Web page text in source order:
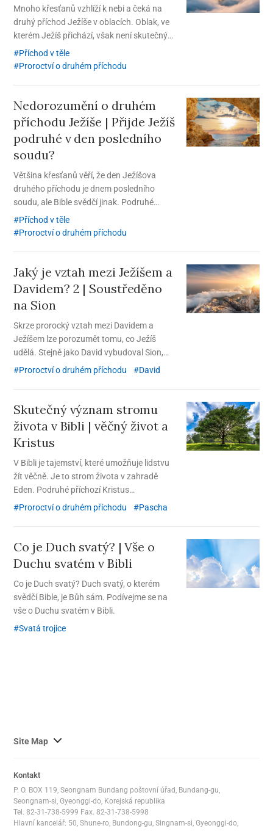
Mnoho křesťanů vzhlíží k nebi a čeká na
druhý příchod Ježíše v oblacích. Oblak, ve
kterém Ježíš přichází, však není skutečným
mrakem na nebi.
Příchod v těle
Proroctví o druhém příchodu
Nedorozumění o druhém
příchodu Ježíše | Přijde Ježíš
podruhé v den posledního
soudu?
Většina křesťanů věří, že den Ježíšova
druhého příchodu je dnem posledního
soudu, ale Bible svědčí jinak. Podruhé
příchozí Ježíš shromáždí svůj vyvolený lid
do Sionu a až poté nastane poslední soud.
Příchod v těle
Proroctví o druhém příchodu
Jaký je vztah mezi Ježíšem a
Davidem? 2 | Soustředěno
na Sion
Skrze prorocký vztah mezi Davidem a
Ježíšem lze porozumět tomu, co Ježíš
udělá. Stejně jako David vybudoval Sion,
Ježíš vybudoval „duchovní Sion“. Duchovní
tomto věku znovu postaven.
Proroctví o druhém příchodu David
Skutečný význam stromu
života v Bibli | věčný život a
Kristus
V Bibli je tajemství, které umožňuje lidstvu
žít věčně. Je to strom života v zahradě
Eden. Podruhé příchozí Kristus
Ansanghong odhalil toto tajemství
Proroctví o druhém příchodu Pascha
Co je Duch svatý? | Vše o
Duchu svatém v Bibli
Co je Duch svatý? Duch svatý, o kterém
svědčí Bible, je Bůh sám. Podívejme se na
vše o Duchu svatém v Bibli.
Svatá trojice
Site Map 사
전
체
보
Kontakt
P. O. BOX 119, Seongnam Bundang poštovní úřad, Bundang-gu,
Seongnam-si, Gyeonggi-do, Korejská republika
Tel. 82-31-738-5999 Fax. 82-31-738-5998
Hlavní kancelář: 50, Shune-ro, Bundong-gu, Singnam-si, Gyeonggi-do,